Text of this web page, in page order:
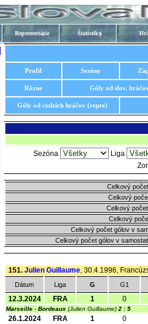
Reprezentácie Štatistiky
Profil Sezóny
Rôzne Góly od slov.
Góly od cudzích hráčov (repre)
Sezóna
Liga
Celkový
Celkový
Celkový
Celkový
Celkový počet gólov v
Celkový počet gólov v
151. Julien Guillaume, 30.4.1996,
Dátum Liga G G1
12.3.2024 FRA 1 0
Marseille - Bordeaux (Julien Guillaume) 2 : 5
26.1.2024 FRA 1 0